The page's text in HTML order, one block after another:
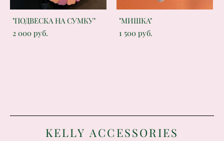
"ПОДВЕСКА НА СУМКУ"
2 000 pуб.
"МИШКА"
1 500 pуб.
KELLY ACCESSORIES